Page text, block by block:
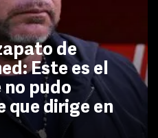
de
Este es el
pudo
que dirige en